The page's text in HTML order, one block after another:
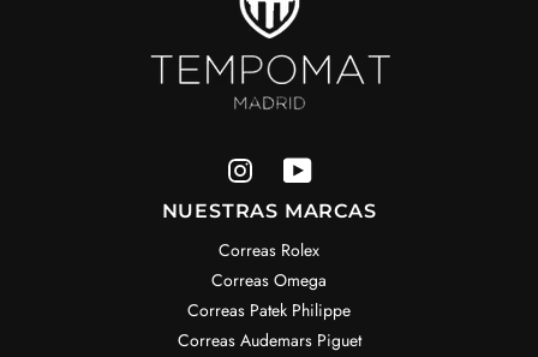
NUESTRAS MARCAS
Correas Rolex
Correas Omega
Correas Patek Philippe
Correas Audemars Piguet